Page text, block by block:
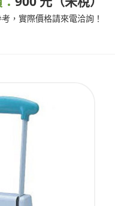
，實際價格請來電洽詢！